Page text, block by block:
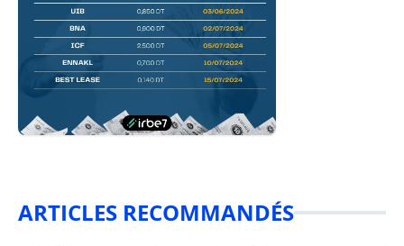
ARTICLES RECOMMANDÉS